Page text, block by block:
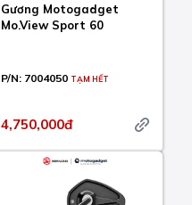
Gương Motogadget
Mo.View Sport 60
P/N: 7004050 TẠM HẾT
4,750,000đ